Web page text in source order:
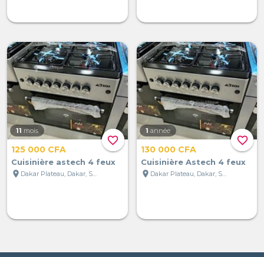
favorite_border
11 mois
125 000 CFA
Cuisinière astech 4 feux
location_on
Dakar Plateau, Dakar, Sénégal
favorite_border
1 année
130 000 CFA
Cuisinière Astech 4 feux
location_on
Dakar Plateau, Dakar, Sénégal